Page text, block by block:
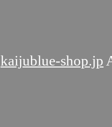
kaijublue-shop.jp